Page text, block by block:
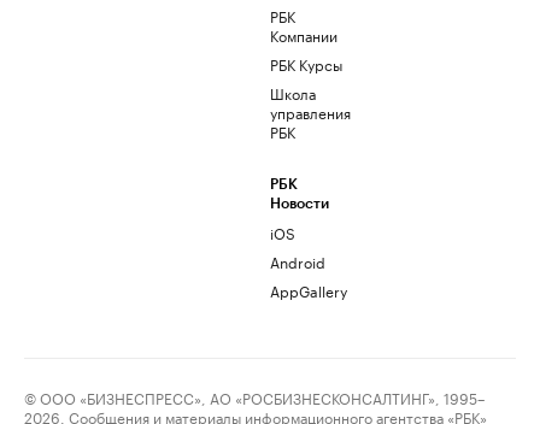
РБК
Компании
РБК Курсы
Школа
управления
РБК
РБК
Новости
iOS
Android
AppGallery
© ООО «БИЗНЕСПРЕСС», АО «РОСБИЗНЕСКОНСАЛТИНГ», 1995–
2026. Сообщения и материалы информационного агентства «РБК»